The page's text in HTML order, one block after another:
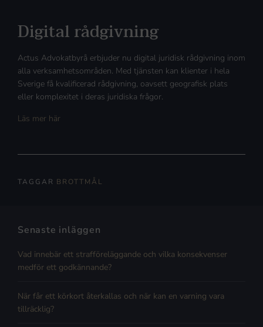
Digital rådgivning
Actus Advokatbyrå erbjuder nu digital juridisk rådgivning inom
alla verksamhetsområden. Med tjänsten kan klienter i hela
Sverige få kvalificerad rådgivning, oavsett geografisk plats
eller komplexitet i deras juridiska frågor.
Läs mer här
TAGGAR BROTTMÅL
Senaste inläggen
Vad innebär ett strafföreläggande och vilka konsekvenser
medför ett godkännande?
När får ett körkort återkallas och när kan en varning vara
tillräcklig?